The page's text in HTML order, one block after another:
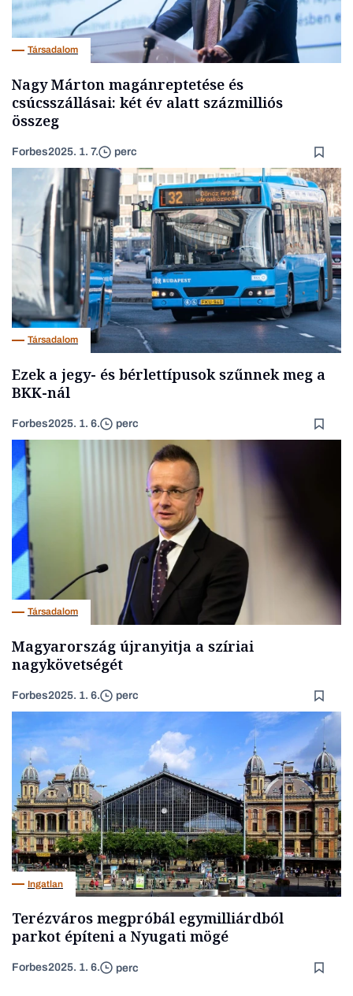
Társadalom
Nagy Márton magánreptetése és
csúcsszállásai: két év alatt százmilliós
összeg
Forbes2025. 1. 7. perc
Társadalom
Ezek a jegy- és bérlettípusok szűnnek meg a
BKK-nál
Forbes2025. 1. 6. perc
Társadalom
Magyarország újranyitja a szíriai
nagykövetségét
Forbes2025. 1. 6. perc
Ingatlan
Terézváros megpróbál egymilliárdból
parkot építeni a Nyugati mögé
Forbes2025. 1. 6. perc